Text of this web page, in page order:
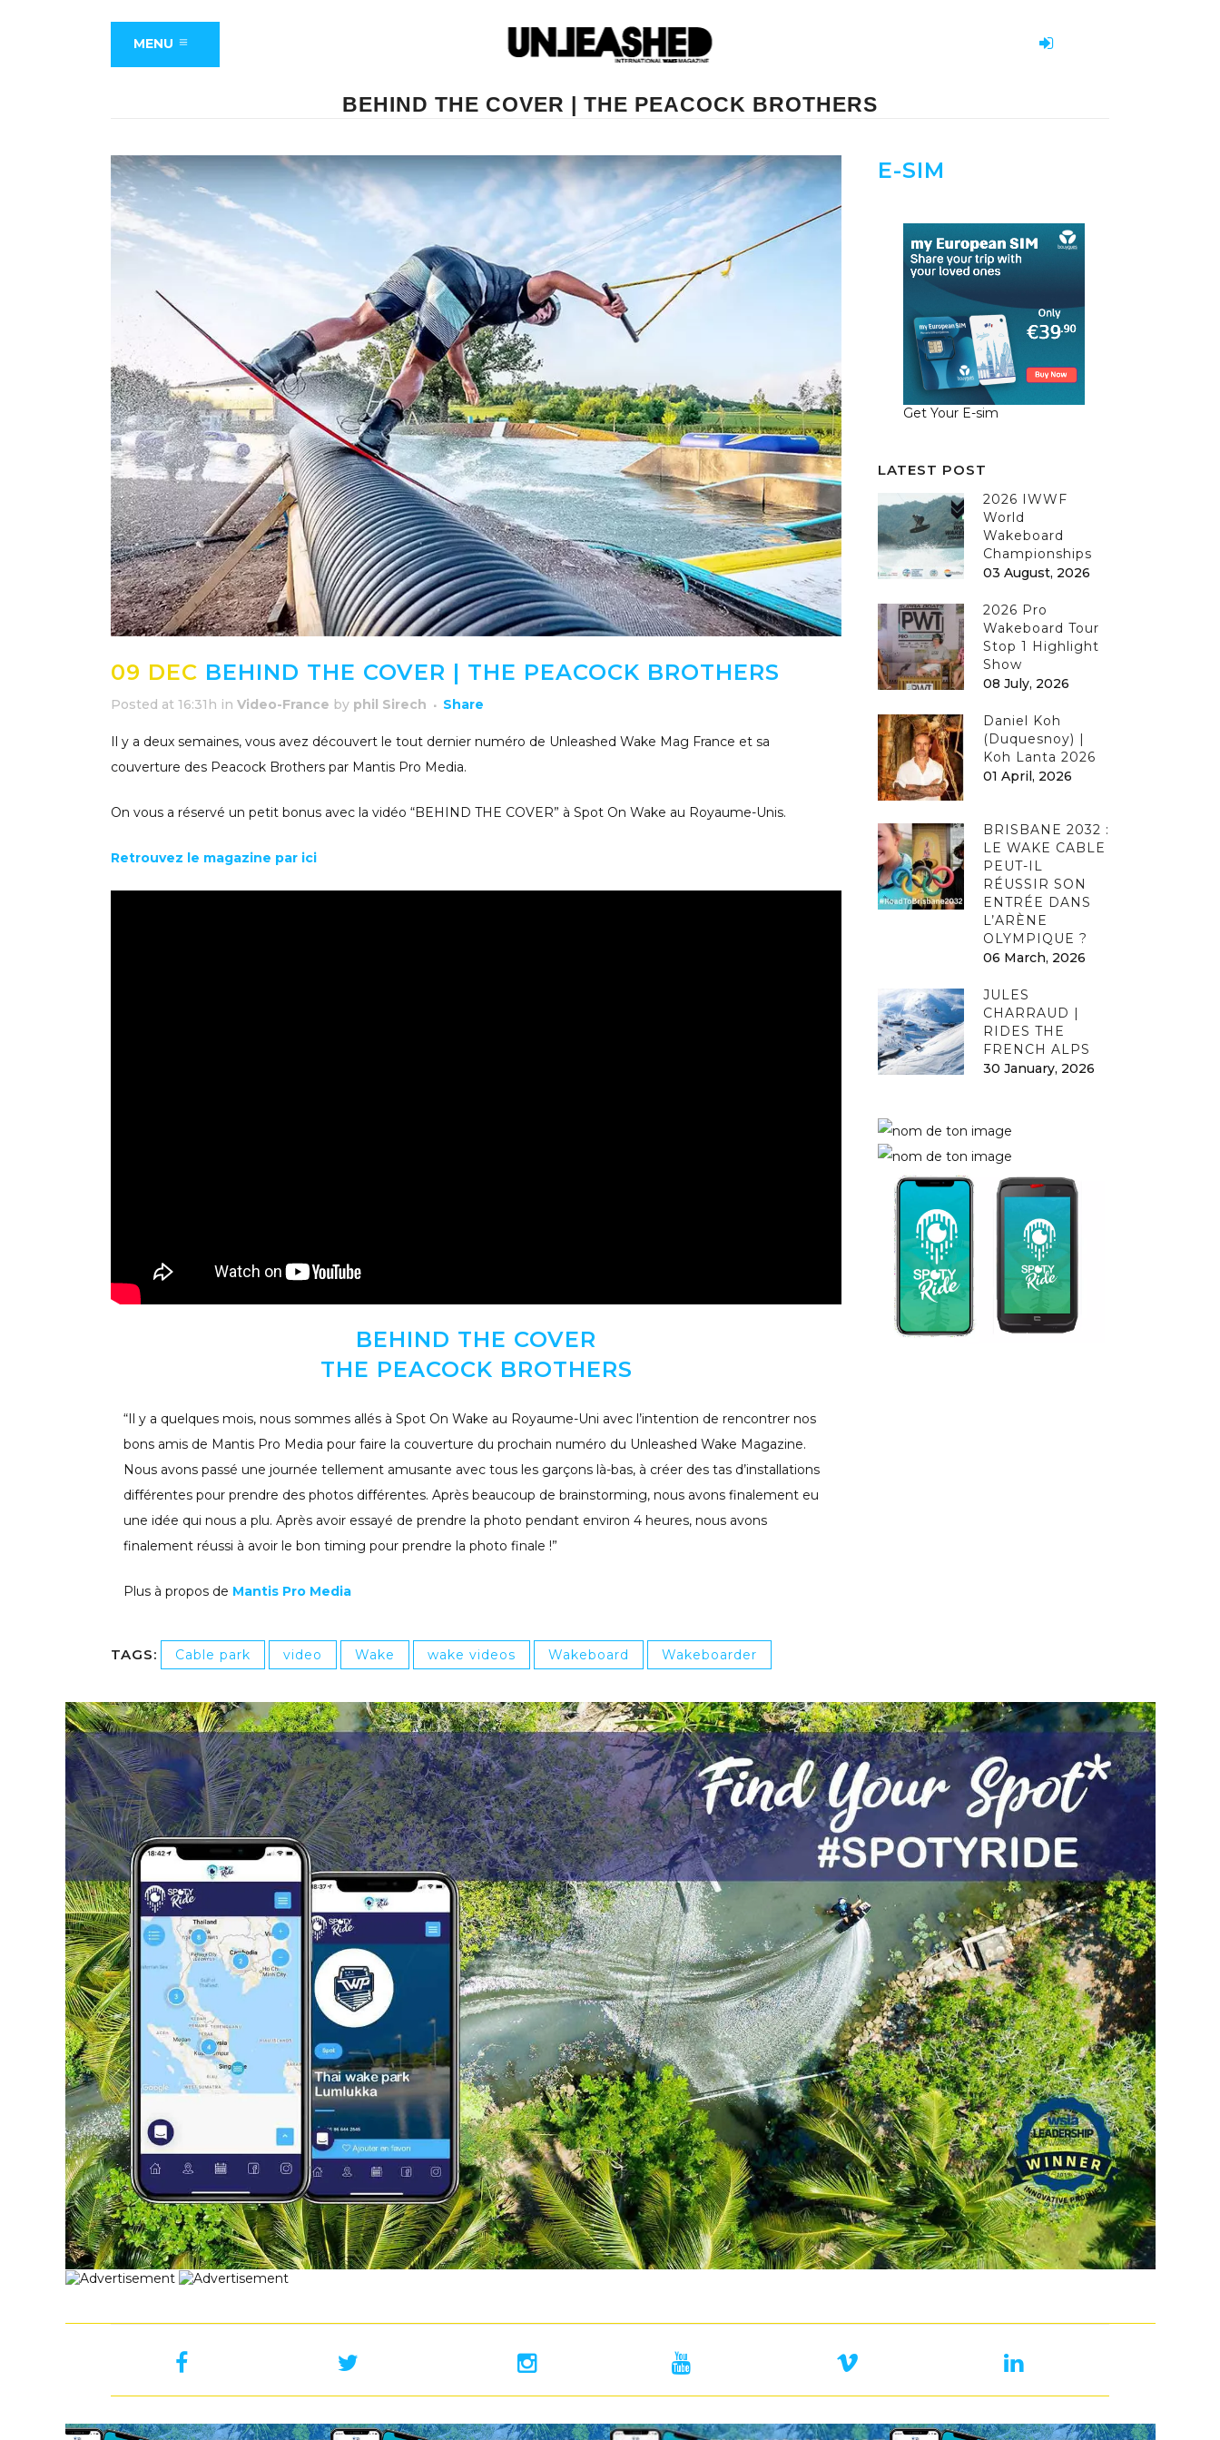
MENU
BEHIND THE COVER | THE PEACOCK BROTHERS
09 DEC BEHIND THE COVER | THE PEACOCK BROTHERS
Posted at 16:31h in Video-France by phil Sirech Share
Il y a deux semaines, vous avez découvert le tout dernier numéro de Unleashed Wake Mag France et sa
couverture des Peacock Brothers par Mantis Pro Media.
On vous a réservé un petit bonus avec la vidéo “BEHIND THE COVER” à Spot On Wake au Royaume-Unis.
Retrouvez le magazine par ici
BEHIND THE COVER
THE PEACOCK BROTHERS
“Il y a quelques mois, nous sommes allés à Spot On Wake au Royaume-Uni avec l’intention de rencontrer nos
bons amis de Mantis Pro Media pour faire la couverture du prochain numéro du Unleashed Wake Magazine.
Nous avons passé une journée tellement amusante avec tous les garçons là-bas, à créer des tas d’installations
différentes pour prendre des photos différentes. Après beaucoup de brainstorming, nous avons finalement eu
une idée qui nous a plu. Après avoir essayé de prendre la photo pendant environ 4 heures, nous avons
finalement réussi à avoir le bon timing pour prendre la photo finale !”
Plus à propos de Mantis Pro Media
TAGS: Cable park video Wake wake videos Wakeboard Wakeboarder
E-SIM
Get Your E-sim
LATEST POST
2026 IWWF
World
Wakeboard
Championships
03 August, 2026
2026 Pro
Wakeboard Tour
Stop 1 Highlight
Show
08 July, 2026
Daniel Koh
(Duquesnoy) |
Koh Lanta 2026
01 April, 2026
BRISBANE 2032 :
LE WAKE CABLE
PEUT-IL
RÉUSSIR SON
ENTRÉE DANS
L’ARÈNE
OLYMPIQUE ?
06 March, 2026
JULES
CHARRAUD |
RIDES THE
FRENCH ALPS
30 January, 2026